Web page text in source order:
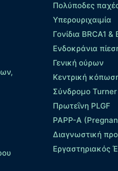
Πολύποδες
Yπερουριχαιμία
Γονίδια BRCA1
Ενδοκράνια
Γενική ούρων
Κεντρική
Σύνδρομο
Πρωτεΐνη PLGF
PAPP-A
Διαγνωστική
Εργαστηριακός